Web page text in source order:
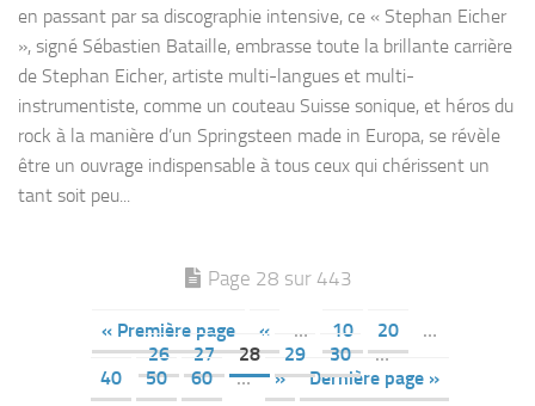
en passant par sa discographie intensive, ce « Stephan Eicher
», signé Sébastien Bataille, embrasse toute la brillante carrière
de Stephan Eicher, artiste multi-langues et multi-
instrumentiste, comme un couteau Suisse sonique, et héros du
rock à la manière d’un Springsteen made in Europa, se révèle
être un ouvrage indispensable à tous ceux qui chérissent un
tant soit peu...
Page 28 sur 443
« Première page « … 10 20
…
26
27 28 29 30
…
40
50 60 … » Dernière page »